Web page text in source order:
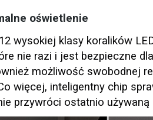
oświetlenie
wysokiej klasy koralików
nie razi i jest bezpieczne
możliwość swobodnej
więcej, inteligentny chip
przywróci ostatnio używaną